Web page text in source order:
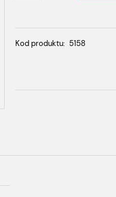
Kod produktu: 5158